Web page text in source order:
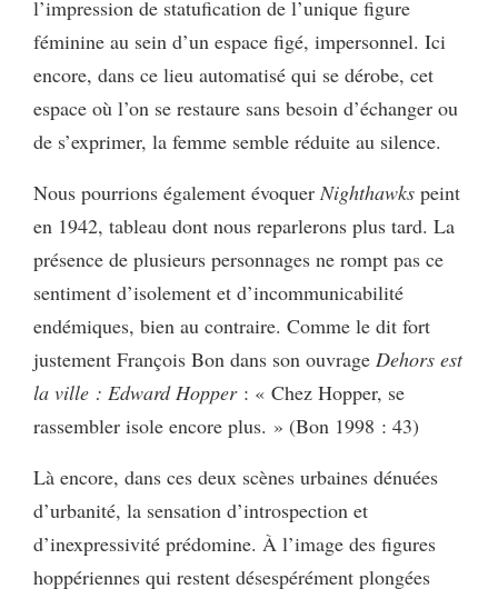
l’impression de statufication de l’unique figure
féminine au sein d’un espace figé, impersonnel. Ici
encore, dans ce lieu automatisé qui se dérobe, cet
espace où l’on se restaure sans besoin d’échanger ou
de s’exprimer, la femme semble réduite au silence.
Nous pourrions également évoquer Nighthawks peint
en 1942, tableau dont nous reparlerons plus tard. La
présence de plusieurs personnages ne rompt pas ce
sentiment d’isolement et d’incommunicabilité
endémiques, bien au contraire. Comme le dit fort
justement François Bon dans son ouvrage Dehors est
la ville : Edward Hopper: « Chez Hopper, se
rassembler isole encore plus. » (Bon 1998 : 43)
Là encore, dans ces deux scènes urbaines dénuées
d’urbanité, la sensation d’introspection et
d’inexpressivité prédomine. À l’image des figures
hoppériennes qui restent désespérément plongées